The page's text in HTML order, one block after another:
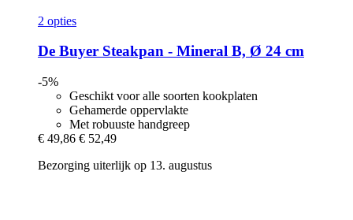
2 opties
De Buyer Steakpan -​ Mineral B, Ø 24 cm
-5%
Geschikt voor alle soorten kookplaten
Gehamerde oppervlakte
Met robuuste handgreep
€ 49,86 € 52,49
Bezorging uiterlijk op 13. augustus